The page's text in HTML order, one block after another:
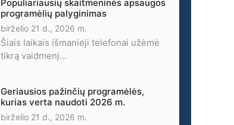
Populiariausių skaitmeninės apsaugos
programėlių palyginimas
birželio 21 d., 2026 m.
Šiais laikais išmanieji telefonai užėmė
tikrą vaidmenį...
Geriausios pažinčių programėlės,
kurias verta naudoti 2026 m.
birželio 21 d., 2026 m.